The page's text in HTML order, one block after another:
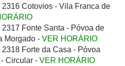
2316 Cotovios - Vila Franca de
Fonte Santa - Póvoa de
Morgado - VER HORÁRIO
Forte da Casa - Póvoa
Circular - VER HORÁRIO